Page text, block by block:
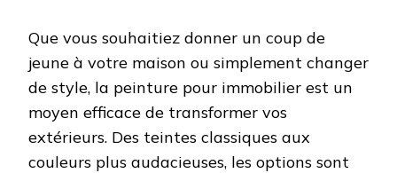
Que vous souhaitiez donner un coup de
jeune à votre maison ou simplement changer
de style, la peinture pour immobilier est un
moyen efficace de transformer vos
extérieurs. Des teintes classiques aux
couleurs plus audacieuses, les options sont